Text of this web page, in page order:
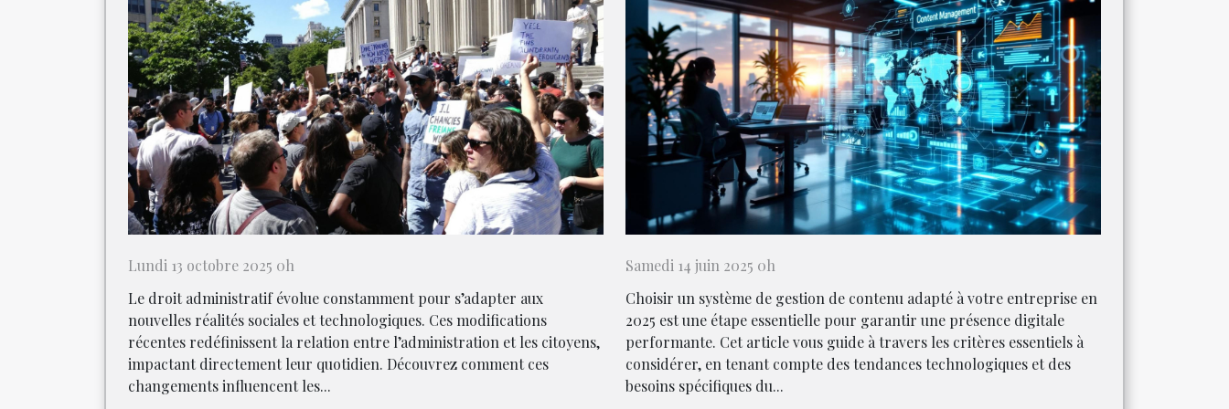
Lundi 13 octobre 2025 0h
Le droit administratif évolue constamment pour s’adapter aux
nouvelles réalités sociales et technologiques. Ces modifications
récentes redéfinissent la relation entre l’administration et les citoyens,
impactant directement leur quotidien. Découvrez comment ces
changements influencent les...
Samedi 14 juin 2025 0h
Choisir un système de gestion de contenu adapté à votre entreprise en
2025 est une étape essentielle pour garantir une présence digitale
performante. Cet article vous guide à travers les critères essentiels à
considérer, en tenant compte des tendances technologiques et des
besoins spécifiques du...